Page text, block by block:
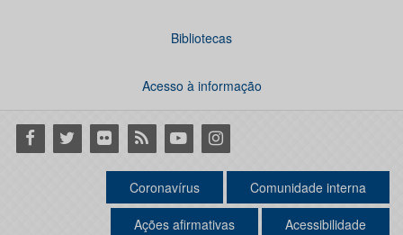
Bibliotecas
Acesso à informação
Facebook
Twitter Flickr RSS YoutubeInstagram
Coronavírus Comunidade interna
Ações afirmativas Acessibilidade